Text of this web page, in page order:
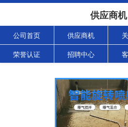
供应商机
公司首页 供应商机
荣誉认证 招聘中心